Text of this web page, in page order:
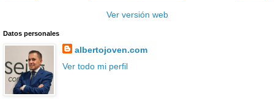
Ver versión web
Datos personales
albertojoven.com
Ver todo mi perfil